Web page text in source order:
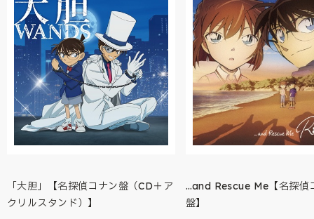
「大胆」【名探偵コナン盤（CD＋ア
クリルスタンド）】
…and Rescue Me【名探偵
盤】